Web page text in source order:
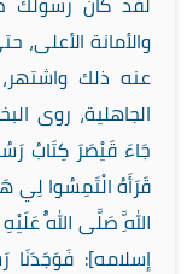
والأمانة
عنه ذلك
الجاهلية، روى
جَاءَ قَيْصَرَ كِتَابُ
قَرَأَهُ الْتَمِسُوا لِي
اللَّهِ صَلَّى اللَّهُ
إسلامه]: